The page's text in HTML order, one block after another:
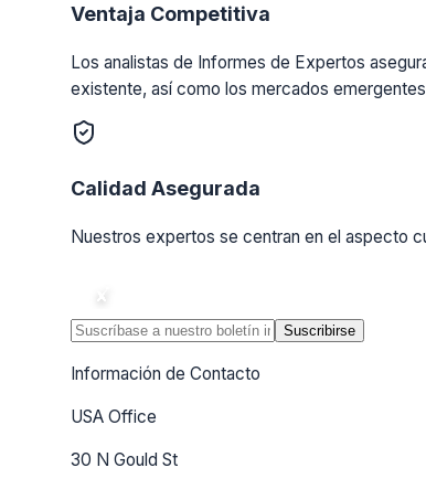
Ventaja Competitiva
Los analistas de Informes de Expertos
existente, así como los mercados
Calidad Asegurada
Nuestros expertos se centran en el aspecto
Suscribirse
Información de Contacto
USA Office
30 N Gould St